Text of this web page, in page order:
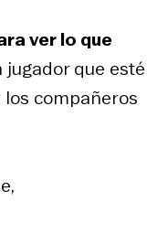
ver lo que
jugador que esté
compañeros